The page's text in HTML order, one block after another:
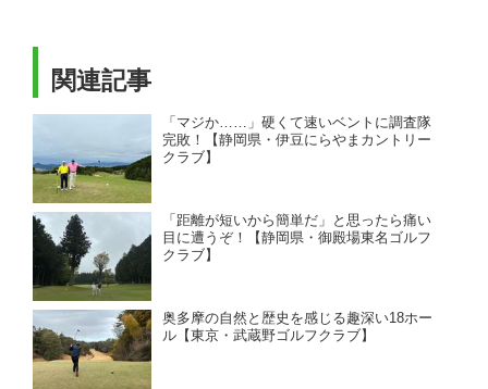
関連記事
「マジか……」硬くて速いベントに調査隊
完敗！【静岡県・伊豆にらやまカントリー
クラブ】
「距離が短いから簡単だ」と思ったら痛い
目に遭うぞ！【静岡県・御殿場東名ゴルフ
クラブ】
奥多摩の自然と歴史を感じる趣深い18ホー
ル【東京・武蔵野ゴルフクラブ】